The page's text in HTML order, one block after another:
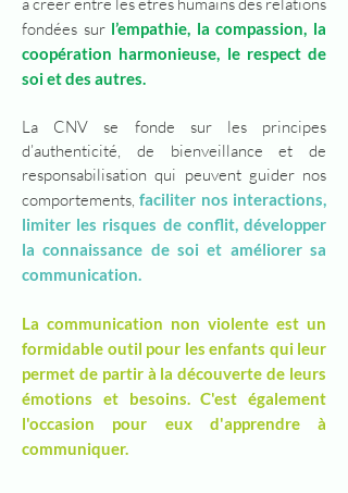
fondées sur l’empathie, la compassion, la
coopération harmonieuse, le respect de
soi et des autres.
La CNV se fonde sur les principes
d’authenticité, de bienveillance et de
responsabilisation qui peuvent guider nos
comportements,faciliter nos interactions,
limiter les risques de conflit, développer
la connaissance de soi et améliorer sa
communication.
La communication non violente est un
formidable outil pour les enfants qui leur
permet de partir à la découverte de leurs
émotions et besoins. C'est également
l'occasion pour eux d'apprendre à
communiquer.